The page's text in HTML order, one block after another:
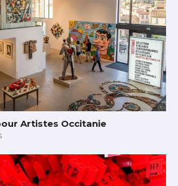
Artistes Occitanie